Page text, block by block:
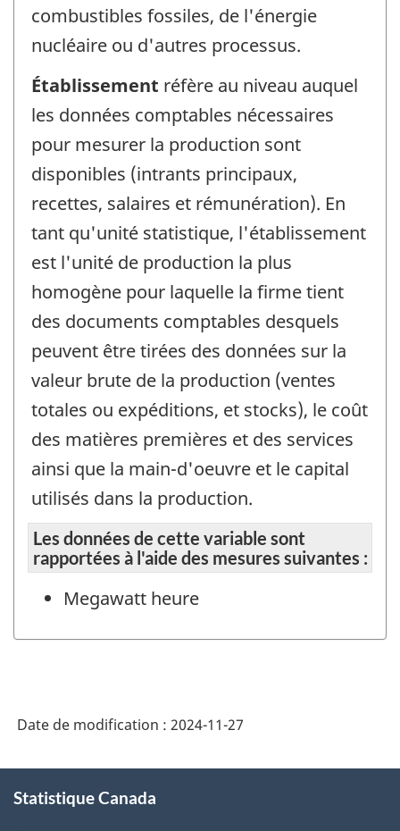
combustibles fossiles, de l'énergie
nucléaire ou d'autres processus.
Établissement réfère au niveau auquel
les données comptables nécessaires
pour mesurer la production sont
disponibles (intrants principaux,
recettes, salaires et rémunération). En
tant qu'unité statistique, l'établissement
est l'unité de production la plus
homogène pour laquelle la firme tient
des documents comptables desquels
peuvent être tirées des données sur la
valeur brute de la production (ventes
totales ou expéditions, et stocks), le coût
des matières premières et des services
ainsi que la main-d'oeuvre et le capital
utilisés dans la production.
Les données de cette variable sont
rapportées à l'aide des mesures suivantes :
Megawatt heure
Date de modification : 2024-11-27
propos
Statistique Canada